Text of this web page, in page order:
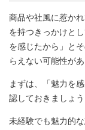
商品や社風に惹か
を持つきっかけと
を感じたから」と
らえない可能性があ
まずは、「魅力を
認しておきましょう
未経験でも魅力的